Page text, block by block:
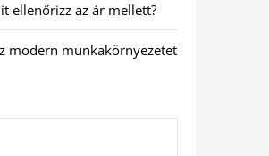
ellenőrizz az ár mellett?
modern munkakörnyezetet